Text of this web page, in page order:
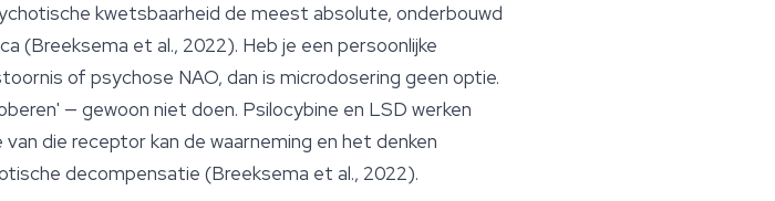
kwetsbaarheid de meest absolute, onderbouwd
(Breeksema et al., 2022). Heb je een persoonlijke
of psychose NAO, dan is microdosering geen optie.
— gewoon niet doen. Psilocybine en LSD werken
die receptor kan de waarneming en het denken
decompensatie (Breeksema et al., 2022).